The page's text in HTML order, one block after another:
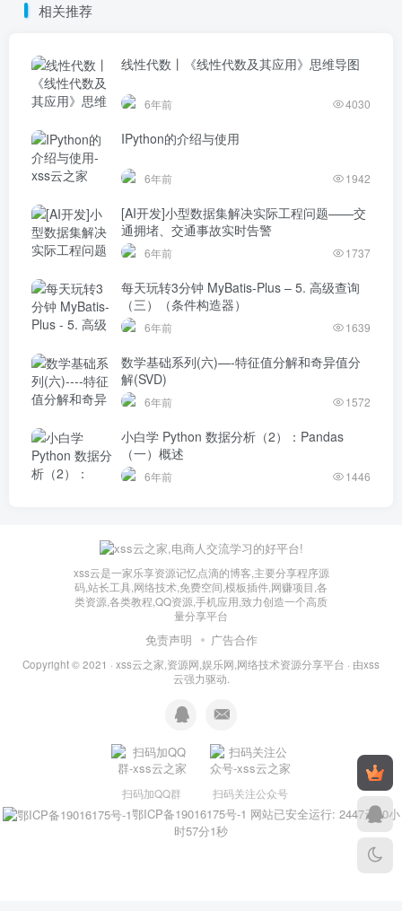
相关推荐
线性代数丨《线性代数及其应用》思维导图
6年前 4030
IPython的介绍与使用
6年前 1942
[AI开发]小型数据集解决实际工程问题——交
通拥堵、交通事故实时告警
6年前 1737
每天玩转3分钟 MyBatis-Plus – 5. 高级查询
（三）（条件构造器）
6年前 1639
数学基础系列(六)—-特征值分解和奇异值分
解(SVD)
6年前 1572
小白学 Python 数据分析（2）：Pandas
（一）概述
6年前 1446
xss云是一家乐享资源记忆点滴的博客,主要分享程序源
码,站长工具,网络技术,免费空间,模板插件,网赚项目,各
类资源,各类教程,QQ资源,手机应用,致力创造一个高质
量分享平台
免责声明 广告合作
Copyright © 2021 · xss云之家,资源网,娱乐网,网络技术资源分享平台 · 由xss
云强力驱动.
扫码加QQ群 扫码关注公众号
鄂ICP备19016175号-1 网站已安全运行: 2447天10小
时57分2秒